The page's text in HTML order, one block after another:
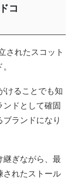
コ
されたスコット
けることでも知
ドとして確固
ランドになり
継ぎながら、最
されたストール